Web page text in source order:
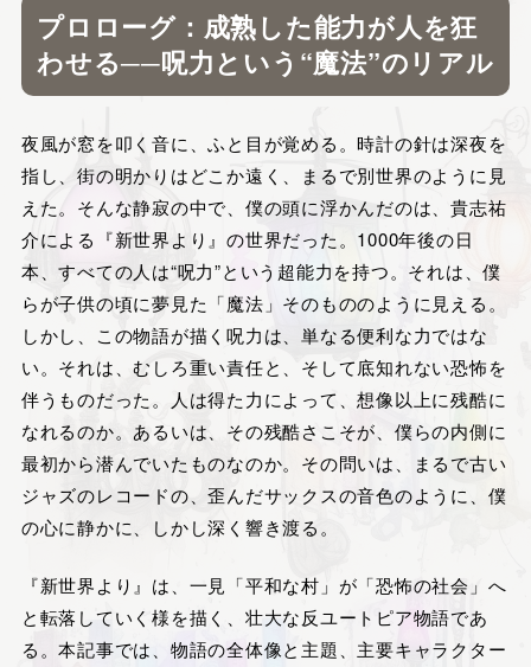
プロローグ：成熟した能力が人を狂
わせる──呪力という“魔法”のリアル
夜風が窓を叩く音に、ふと目が覚める。時計の針は深夜を
指し、街の明かりはどこか遠く、まるで別世界のように見
えた。そんな静寂の中で、僕の頭に浮かんだのは、貴志祐
介による『新世界より』の世界だった。1000年後の日
本、すべての人は“呪力”という超能力を持つ。それは、僕
らが子供の頃に夢見た「魔法」そのもののように見える。
しかし、この物語が描く呪力は、単なる便利な力ではな
い。それは、むしろ重い責任と、そして底知れない恐怖を
伴うものだった。人は得た力によって、想像以上に残酷に
なれるのか。あるいは、その残酷さこそが、僕らの内側に
最初から潜んでいたものなのか。その問いは、まるで古い
ジャズのレコードの、歪んだサックスの音色のように、僕
の心に静かに、しかし深く響き渡る。
『新世界より』は、一見「平和な村」が「恐怖の社会」へ
と転落していく様を描く、壮大な反ユートピア物語であ
る。本記事では、物語の全体像と主題、主要キャラクター